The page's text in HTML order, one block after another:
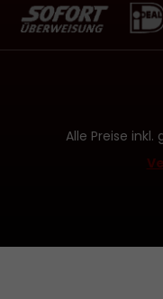
Alle Preise